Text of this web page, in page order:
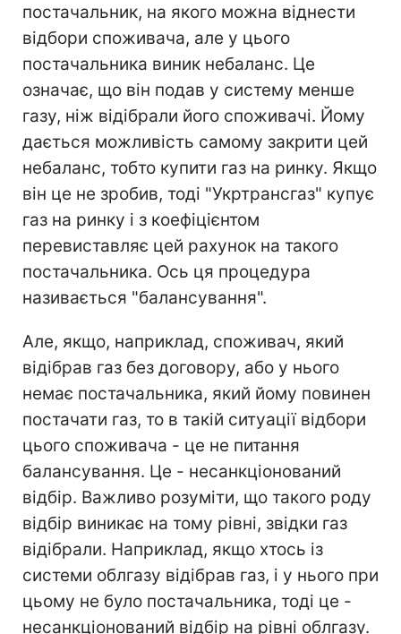
постачальник, на якого можна віднести
відбори споживача, але у цього
постачальника виник небаланс. Це
означає, що він подав у систему менше
газу, ніж відібрали його споживачі. Йому
дається можливість самому закрити цей
небаланс, тобто купити газ на ринку. Якщо
він це не зробив, тоді "Укртрансгаз" купує
газ на ринку і з коефіцієнтом
перевиставляє цей рахунок на такого
постачальника. Ось ця процедура
називається "балансування".
Але, якщо, наприклад, споживач, який
відібрав газ без договору, або у нього
немає постачальника, який йому повинен
постачати газ, то в такій ситуації відбори
цього споживача - це не питання
балансування. Це - несанкціонований
відбір. Важливо розуміти, що такого роду
відбір виникає на тому рівні, звідки газ
відібрали. Наприклад, якщо хтось із
системи облгазу відібрав газ, і у нього при
цьому не було постачальника, тоді це -
несанкціонований відбір на рівні облгазу.